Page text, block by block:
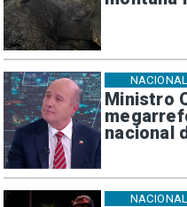
Ministro
nacional
NACIONAL
NACIONAL